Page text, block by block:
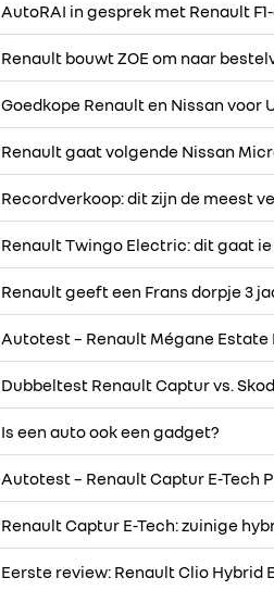
AutoRAI in gesprek met Renault
Renault bouwt ZOE om naar
Goedkope Renault en Nissan voor
Renault gaat volgende Nissan
Recordverkoop: dit zijn de meest
Renault Twingo Electric: dit gaat
Renault geeft een Frans dorpje 3
Autotest – Renault Mégane Estate
Dubbeltest Renault Captur vs.
Is een auto ook een gadget?
Autotest – Renault Captur E-Tech
Renault Captur E-Tech: zuinige
Eerste review: Renault Clio Hybrid